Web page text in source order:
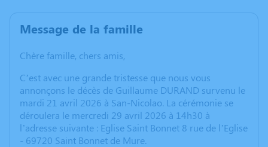
Message de la famille
Chère famille, chers amis,
C’est avec une grande tristesse que nous vous
annonçons le décès de Guillaume DURAND survenu le
mardi 21 avril 2026 à San-Nicolao. La cérémonie se
déroulera le mercredi 29 avril 2026 à 14h30 à
l’adresse suivante : Eglise Saint Bonnet 8 rue de l’Eglise
- 69720 Saint Bonnet de Mure.